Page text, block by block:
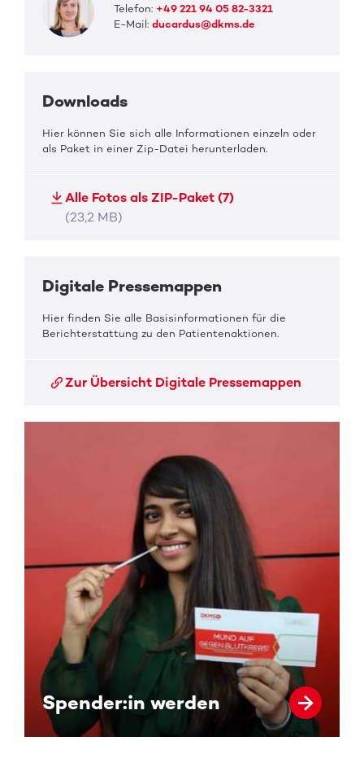
Telefon: +49 221 94 05 82-3321
E-Mail:ducardus@dkms.de
Downloads
Hier können Sie sich alle Informationen einzeln oder
als Paket in einer Zip-Datei herunterladen.
Alle Fotos als ZIP-Paket (7)
(23,2 MB)
Digitale Pressemappen
Hier finden Sie alle Basisinformationen für die
Berichterstattung zu den Patientenaktionen.
Zur Übersicht Digitale Pressemappen
Spender:in werden